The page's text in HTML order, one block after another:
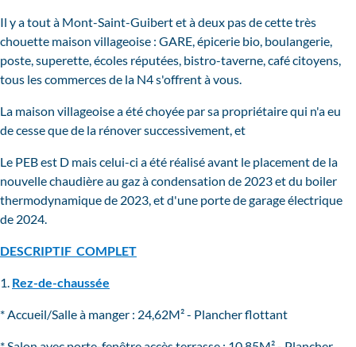
Il y a tout à Mont-Saint-Guibert et à deux pas de cette très
chouette maison villageoise : GARE, épicerie bio, boulangerie,
poste, superette, écoles réputées, bistro-taverne, café citoyens,
tous les commerces de la N4 s'offrent à vous.
La maison villageoise a été choyée par sa propriétaire qui n'a eu
de cesse que de la rénover successivement, et
Le PEB est D mais celui-ci a été réalisé avant le placement de la
nouvelle chaudière au gaz à condensation de 2023 et du boiler
thermodynamique de 2023, et d'une porte de garage électrique
de 2024.
DESCRIPTIF COMPLET
1. Rez-de-chaussée
* Accueil/Salle à manger : 24,62M² - Plancher flottant